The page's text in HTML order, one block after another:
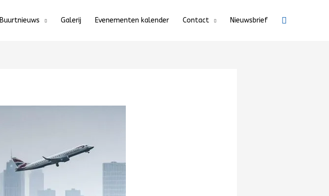
Buurtnieuws Galerij Evenementen kalender Contact Nieuwsbrief Zoeken